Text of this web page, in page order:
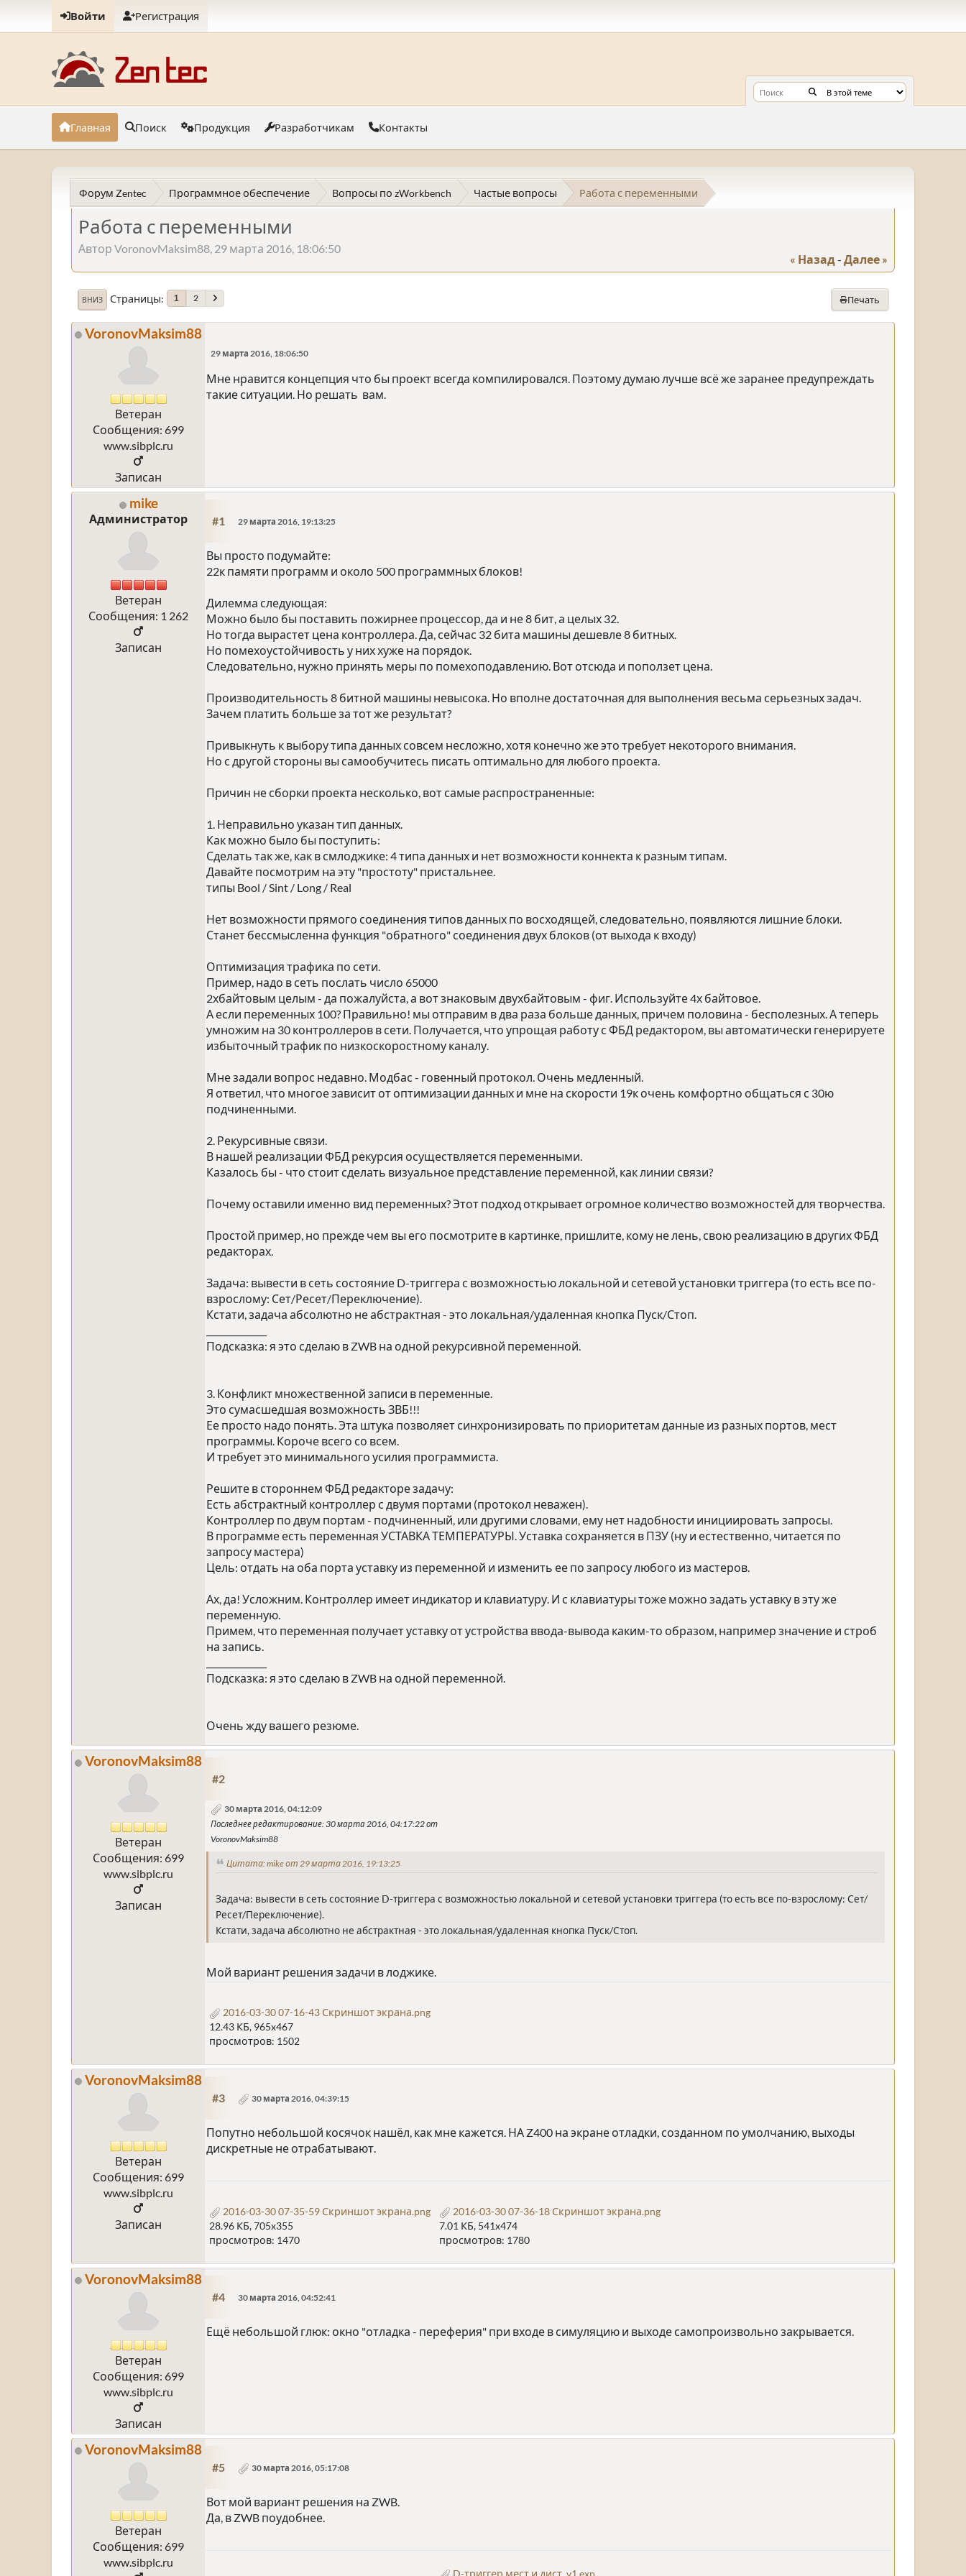
Войти Регистрация
Главная Поиск Продукция Разработчикам Контакты
Форум Zentec Программное обеспечение Вопросы по zWorkbench Частые вопросы Работа с переменными
Работа с переменными
Автор VoronovMaksim88, 29 марта 2016, 18:06:50
« Назад - Далее »
Печать
ВНИЗ Страницы 1 2
VoronovMaksim88
Ветеран
Сообщения: 699
www.sibplc.ru
Записан
29 марта 2016, 18:06:50
Мне нравится концепция что бы проект всегда компилировался. Поэтому думаю лучше всё же заранее предупреждать
такие ситуации. Но решать вам.
mike
Администратор
Ветеран
Сообщения: 1 262
Записан
#1 29 марта 2016, 19:13:25
Вы просто подумайте:
22к памяти программ и около 500 программных блоков!
Дилемма следующая:
Можно было бы поставить пожирнее процессор, да и не 8 бит, а целых 32.
Но тогда вырастет цена контроллера. Да, сейчас 32 бита машины дешевле 8 битных.
Но помехоустойчивость у них хуже на порядок.
Следовательно, нужно принять меры по помехоподавлению. Вот отсюда и поползет цена.
Производительность 8 битной машины невысока. Но вполне достаточная для выполнения весьма серьезных задач.
Зачем платить больше за тот же результат?
Привыкнуть к выбору типа данных совсем несложно, хотя конечно же это требует некоторого внимания.
Но с другой стороны вы самообучитесь писать оптимально для любого проекта.
Причин не сборки проекта несколько, вот самые распространенные:
1. Неправильно указан тип данных.
Как можно было бы поступить:
Сделать так же, как в смлоджике: 4 типа данных и нет возможности коннекта к разным типам.
Давайте посмотрим на эту "простоту" пристальнее.
типы Bool / Sint / Long / Real
Нет возможности прямого соединения типов данных по восходящей, следовательно, появляются лишние блоки.
Станет бессмысленна функция "обратного" соединения двух блоков (от выхода к входу)
Оптимизация трафика по сети.
Пример, надо в сеть послать число 65000
2хбайтовым целым - да пожалуйста, а вот знаковым двухбайтовым - фиг. Используйте 4х байтовое.
А если переменных 100? Правильно! мы отправим в два раза больше данных, причем половина - бесполезных. А теперь
умножим на 30 контроллеров в сети. Получается, что упрощая работу с ФБД редактором, вы автоматически генерируете
избыточный трафик по низкоскоростному каналу.
Мне задали вопрос недавно. Модбас - говенный протокол. Очень медленный.
Я ответил, что многое зависит от оптимизации данных и мне на скорости 19к очень комфортно общаться с 30ю
подчиненными.
2. Рекурсивные связи.
В нашей реализации ФБД рекурсия осуществляется переменными.
Казалось бы - что стоит сделать визуальное представление переменной, как линии связи?
Почему оставили именно вид переменных? Этот подход открывает огромное количество возможностей для творчества.
Простой пример, но прежде чем вы его посмотрите в картинке, пришлите, кому не лень, свою реализацию в других ФБД
редакторах.
Задача: вывести в сеть состояние D-триггера с возможностью локальной и сетевой установки триггера (то есть все по-
взрослому: Сет/Ресет/Переключение).
Кстати, задача абсолютно не абстрактная - это локальная/удаленная кнопка Пуск/Стоп.
Подсказка: я это сделаю в ZWB на одной рекурсивной переменной.
3. Конфликт множественной записи в переменные.
Это сумасшедшая возможность ЗВБ!!!
Ее просто надо понять. Эта штука позволяет синхронизировать по приоритетам данные из разных портов, мест
программы. Короче всего со всем.
И требует это минимального усилия программиста.
Решите в стороннем ФБД редакторе задачу:
Есть абстрактный контроллер с двумя портами (протокол неважен).
Контроллер по двум портам - подчиненный, или другими словами, ему нет надобности инициировать запросы.
В программе есть переменная УСТАВКА ТЕМПЕРАТУРЫ. Уставка сохраняется в ПЗУ (ну и естественно, читается по
запросу мастера)
Цель: отдать на оба порта уставку из переменной и изменить ее по запросу любого из мастеров.
Ах, да! Усложним. Контроллер имеет индикатор и клавиатуру. И с клавиатуры тоже можно задать уставку в эту же
переменную.
Примем, что переменная получает уставку от устройства ввода-вывода каким-то образом, например значение и строб
на запись.
Подсказка: я это сделаю в ZWB на одной переменной.
Очень жду вашего резюме.
VoronovMaksim88
Ветеран
Сообщения: 699
www.sibplc.ru
Записан
#2
30 марта 2016, 04:12:09
Последнее редактирование: 30 марта 2016, 04:17:22 от
VoronovMaksim88
Цитата: mike от 29 марта 2016, 19:13:25
Задача: вывести в сеть состояние D-триггера с возможностью локальной и сетевой установки триггера (то есть все по-взрослому: Сет/
Ресет/Переключение).
Кстати, задача абсолютно не абстрактная - это локальная/удаленная кнопка Пуск/Стоп.
Мой вариант решения задачи в лоджике.
2016-03-30 07-16-43 Скриншот экрана.png
12.43 КБ, 965x467
просмотров: 1502
VoronovMaksim88
Ветеран
Сообщения: 699
www.sibplc.ru
Записан
#3 30 марта 2016, 04:39:15
Попутно небольшой косячок нашёл, как мне кажется. НА Z400 на экране отладки, созданном по умолчанию, выходы
дискретные не отрабатывают.
2016-03-30 07-35-59 Скриншот экрана.png
28.96 КБ, 705x355
просмотров: 1470
2016-03-30 07-36-18 Скриншот экрана.png
7.01 КБ, 541x474
просмотров: 1780
VoronovMaksim88
Ветеран
Сообщения: 699
www.sibplc.ru
Записан
#4 30 марта 2016, 04:52:41
Ещё небольшой глюк: окно "отладка - переферия" при входе в симуляцию и выходе самопроизвольно закрывается.
VoronovMaksim88
Ветеран
Сообщения: 699
www.sibplc.ru
#5 30 марта 2016, 05:17:08
Вот мой вариант решения на ZWB.
Да, в ZWB поудобнее.